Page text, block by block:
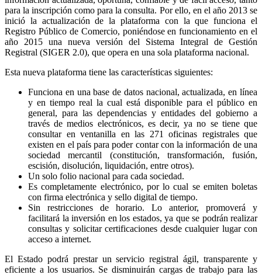
para la inscripción como para la consulta. Por ello, en el año 2013 se
inició la actualización de la plataforma con la que funciona el
Registro Público de Comercio, poniéndose en funcionamiento en el
año 2015 una nueva versión del Sistema Integral de Gestión
Registral (SIGER 2.0), que opera en una sola plataforma nacional.
Esta nueva plataforma tiene las características siguientes:
Funciona en una base de datos nacional, actualizada, en línea
y en tiempo real la cual está disponible para el público en
general, para las dependencias y entidades del gobierno a
través de medios electrónicos, es decir, ya no se tiene que
consultar en ventanilla en las 271 oficinas registrales que
existen en el país para poder contar con la información de una
sociedad mercantil (constitución, transformación, fusión,
escisión, disolución, liquidación, entre otros).
Un solo folio nacional para cada sociedad.
Es completamente electrónico, por lo cual se emiten boletas
con firma electrónica y sello digital de tiempo.
Sin restricciones de horario. Lo anterior, promoverá y
facilitará la inversión en los estados, ya que se podrán realizar
consultas y solicitar certificaciones desde cualquier lugar con
acceso a internet.
El Estado podrá prestar un servicio registral ágil, transparente y
eficiente a los usuarios. Se disminuirán cargas de trabajo para las